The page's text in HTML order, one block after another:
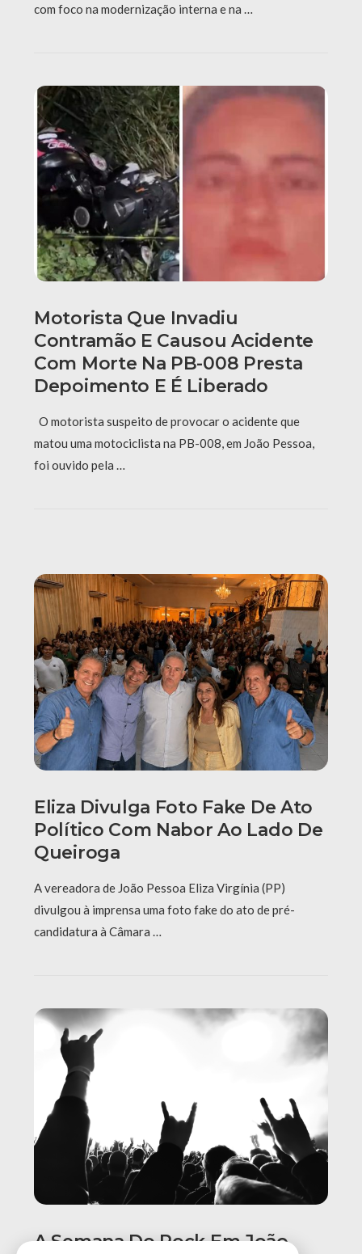
com foco na modernização interna e na …
Motorista Que Invadiu
Contramão E Causou Acidente
Com Morte Na PB-008 Presta
Depoimento E É Liberado
O motorista suspeito de provocar o acidente que
matou uma motociclista na PB-008, em João Pessoa,
foi ouvido pela …
Eliza Divulga Foto Fake De Ato
Político Com Nabor Ao Lado De
Queiroga
A vereadora de João Pessoa Eliza Virgínia (PP)
divulgou à imprensa uma foto fake do ato de pré-
candidatura à Câmara …
A Semana Do Rock Em João